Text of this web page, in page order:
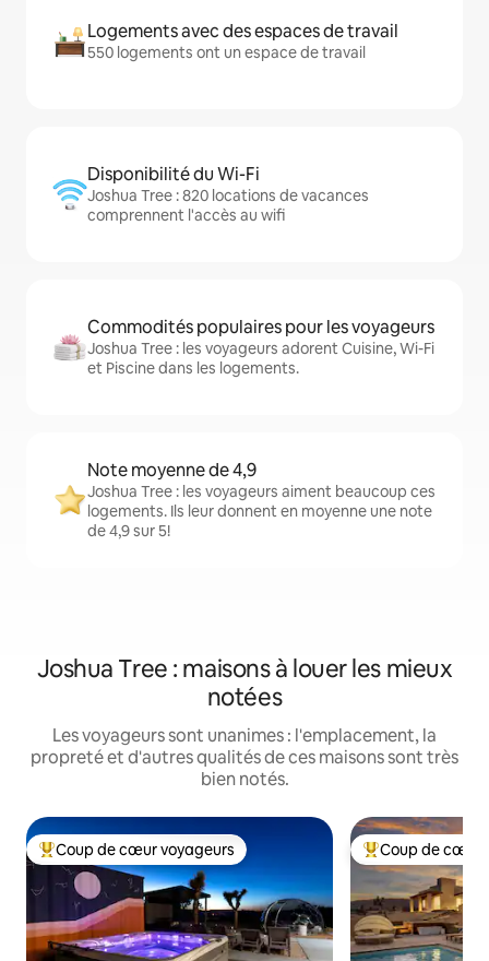
Logements avec des espaces de travail
550 logements ont un espace de travail
Disponibilité du Wi-Fi
Joshua Tree : 820 locations de vacances
comprennent l'accès au wifi
Commodités populaires pour les voyageurs
Joshua Tree : les voyageurs adorent Cuisine, Wi-Fi
et Piscine dans les logements.
Note moyenne de 4,9
Joshua Tree : les voyageurs aiment beaucoup ces
logements. Ils leur donnent en moyenne une note
de 4,9 sur 5!
Joshua Tree : maisons à louer les mieux
notées
Les voyageurs sont unanimes : l'emplacement, la
propreté et d'autres qualités de ces maisons sont très
bien notés.
Coup de cœur voyageurs parmi les plus aimés
Coup de cœur voyageurs Coup de cœur
Coup de cœur